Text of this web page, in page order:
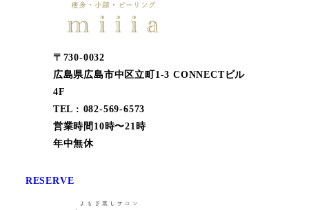
〒730-0032
広島県広島市中区立町1-3 CONNECTビル
4F
TEL : 082-569-6573
営業時間10時〜21時
年中無休
RESERVE